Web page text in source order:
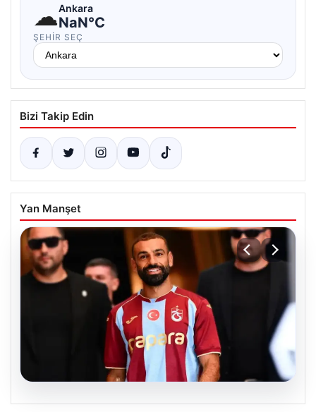
☁Ankara
NaN°C
ŞEHIR SEÇ
Bizi Takip Edin
Yan Manşet
07.08.2026